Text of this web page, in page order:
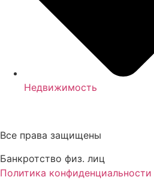
Недвижимость
Все права защищены
Банкротство физ. лиц
Политика конфиденциальности